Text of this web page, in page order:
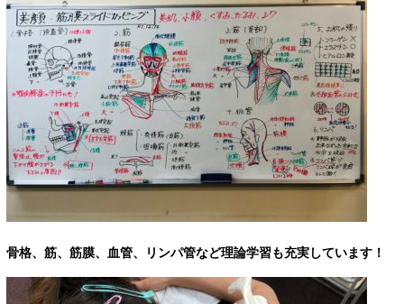
骨格、筋、筋膜、血管、リンパ管など理論学習も充実しています！